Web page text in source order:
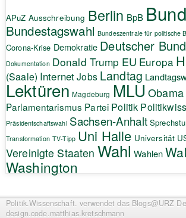
APuZ Ausschreibung Berlin BpB
Bundestagswahl Bundeszentrale für politische
Corona-Krise Demokratie Deutscher
Dokumentation Donald Trump EU Europa
(Saale) InternetJobs Landtag
Lektüren Magdeburg MLU Obama
Parlamentarismus Partei Politik
Präsidentschaftswahl Sachsen-Anhalt
Transformation TV-Tipp Uni Halle Universität
Vereinigte Staaten Wahl Wahlen
Washington
Politik.Wissenschaft. verwendet das Blogs@URZ
design.code.matthias.kretschmann